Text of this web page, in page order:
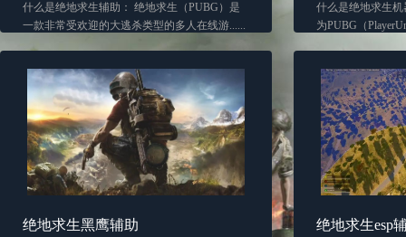
什么是绝地求生辅助： 绝地求生（PUBG）是
一款非常受欢迎的大逃杀类型的多人在线游......
什么是绝地求生
为PUBG（
绝地求生黑鹰辅助 绝地求生esp